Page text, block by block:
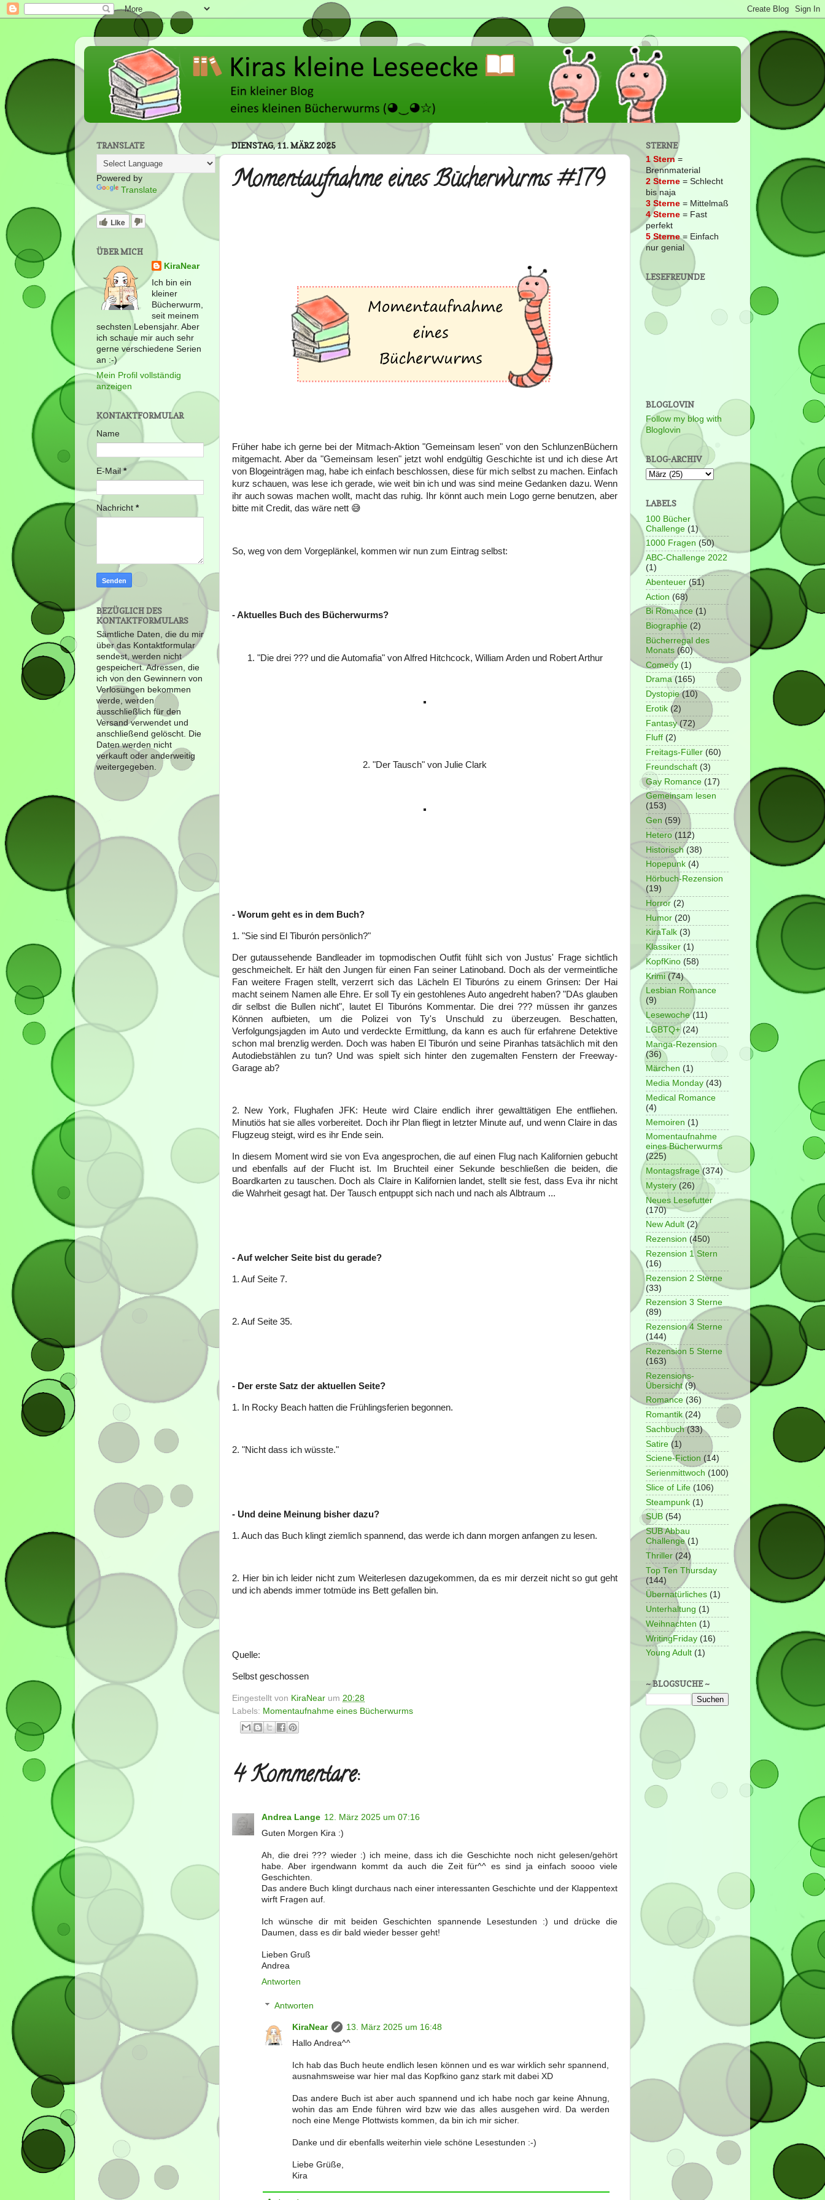
DIENSTAG, 11. MÄRZ 2025
Momentaufnahme eines Bücherwurms #179
Früher habe ich gerne bei der Mitmach-Aktion "Gemeinsam lesen" von den SchlunzenBüchern
mitgemacht. Aber da "Gemeinsam lesen" jetzt wohl endgültig Geschichte ist und ich diese Art
von Blogeinträgen mag, habe ich einfach beschlossen, diese für mich selbst zu machen. Einfach
kurz schauen, was lese ich gerade, wie weit bin ich und was sind meine Gedanken dazu. Wenn
ihr auch sowas machen wollt, macht das ruhig. Ihr könnt auch mein Logo gerne benutzen, aber
bitte mit Credit, das wäre nett 😅
So, weg von dem Vorgeplänkel, kommen wir nun zum Eintrag selbst:
- Aktuelles Buch des Bücherwurms?
1. "Die drei ??? und die Automafia" von Alfred Hitchcock, William Arden und Robert Arthur
2. "Der Tausch" von Julie Clark
- Worum geht es in dem Buch?
1. "Sie sind El Tiburón persönlich?"
Der gutaussehende Bandleader im topmodischen Outfit fühlt sich von Justus' Frage sichtlich
geschmeichelt. Er hält den Jungen für einen Fan seiner Latinoband. Doch als der vermeintliche
Fan weitere Fragen stellt, verzerrt sich das Lächeln El Tiburóns zu einem Grinsen: Der Hai
macht seinem Namen alle Ehre. Er soll Ty ein gestohlenes Auto angedreht haben? "DAs glauben
dir selbst die Bullen nicht", lautet El Tiburóns Kommentar. Die drei ??? müssen ihr ganzes
Können aufbieten, um die Polizei von Ty's Unschuld zu überzeugen. Beschatten,
Verfolgungsjagden im Auto und verdeckte Ermittlung, da kann es auch für erfahrene Detektive
schon mal brenzlig werden. Doch was haben El Tiburón und seine Piranhas tatsächlich mit den
Autodiebstählen zu tun? Und was spielt sich hinter den zugemalten Fenstern der Freeway-
Garage ab?
2. New York, Flughafen JFK: Heute wird Claire endlich ihrer gewalttätigen Ehe entfliehen.
Minutiös hat sie alles vorbereitet. Doch ihr Plan fliegt in letzter Minute auf, und wenn Claire in das
Flugzeug steigt, wird es ihr Ende sein.
In diesem Moment wird sie von Eva angesprochen, die auf einen Flug nach Kalifornien gebucht
und ebenfalls auf der Flucht ist. Im Bruchteil einer Sekunde beschließen die beiden, die
Boardkarten zu tauschen. Doch als Claire in Kalifornien landet, stellt sie fest, dass Eva ihr nicht
die Wahrheit gesagt hat. Der Tausch entpuppt sich nach und nach als Albtraum ...
- Auf welcher Seite bist du gerade?
1. Auf Seite 7.
2. Auf Seite 35.
- Der erste Satz der aktuellen Seite?
1. In Rocky Beach hatten die Frühlingsferien begonnen.
2. "Nicht dass ich wüsste."
- Und deine Meinung bisher dazu?
1. Auch das Buch klingt ziemlich spannend, das werde ich dann morgen anfangen zu lesen.
2. Hier bin ich leider nicht zum Weiterlesen dazugekommen, da es mir derzeit nicht so gut geht
und ich abends immer totmüde ins Bett gefallen bin.
Quelle:
Selbst geschossen
Eingestellt von KiraNear um 20:28
Labels: Momentaufnahme eines Bücherwurms
4 Kommentare:
Andrea Lange 12. März 2025 um 07:16
Guten Morgen Kira :)
Ah, die drei ??? wieder :) ich meine, dass ich die Geschichte noch nicht gelesen/gehört
habe. Aber irgendwann kommt da auch die Zeit für^^ es sind ja einfach soooo viele
Geschichten.
Das andere Buch klingt durchaus nach einer interessanten Geschichte und der Klappentext
wirft Fragen auf.
Ich wünsche dir mit beiden Geschichten spannende Lesestunden :) und drücke die
Daumen, dass es dir bald wieder besser geht!
Lieben Gruß
Andrea
Antworten
Antworten
KiraNear
13. März 2025 um 16:48
Hallo Andrea^^
Ich hab das Buch heute endlich lesen können und es war wirklich sehr spannend,
ausnahmsweise war hier mal das Kopfkino ganz stark mit dabei XD
Das andere Buch ist aber auch spannend und ich habe noch gar keine Ahnung,
wohin das am Ende führen wird bzw wie das alles ausgehen wird. Da werden
noch eine Menge Plottwists kommen, da bin ich mir sicher.
Danke und dir ebenfalls weiterhin viele schöne Lesestunden :-)
Liebe Grüße,
Kira
TRANSLATE
Powered by
Translate
Like
ÜBER MICH
KiraNear
Ich bin ein
kleiner
Bücherwurm,
seit meinem
sechsten Lebensjahr. Aber
ich schaue mir auch sehr
gerne verschiedene Serien
an :-)
Mein Profil vollständig
anzeigen
KONTAKTFORMULAR
Name
E-Mail *
Nachricht *
BEZÜGLICH DES
KONTAKTFORMULARS
Sämtliche Daten, die du mir
über das Kontaktformular
sendest, werden nicht
gespeichert. Adressen, die
ich von den Gewinnern von
Verlosungen bekommen
werde, werden
ausschließlich für den
Versand verwendet und
anschließend gelöscht. Die
Daten werden nicht
verkauft oder anderweitig
weitergegeben.
STERNE
1 Stern =
Brennmaterial
2 Sterne = Schlecht
bis naja
3 Sterne = Mittelmaß
4 Sterne = Fast
perfekt
5 Sterne= Einfach
nur genial
LESEFREUNDE
BLOGLOVIN
Follow my blog with
Bloglovin
BLOG-ARCHIV
LABELS
100 Bücher
Challenge (1)
1000 Fragen (50)
ABC-Challenge 2022
(1)
Abenteuer (51)
Action (68)
Bi Romance (1)
Biographie (2)
Bücherregal des
Monats (60)
Comedy (1)
Drama (165)
Dystopie (10)
Erotik (2)
Fantasy (72)
Fluff (2)
Freitags-Füller (60)
Freundschaft (3)
Gay Romance (17)
Gemeinsam lesen
(153)
Gen (59)
Hetero (112)
Historisch (38)
Hopepunk (4)
Hörbuch-Rezension
(19)
Horror (2)
Humor (20)
KiraTalk (3)
Klassiker (1)
KopfKino (58)
Krimi (74)
Lesbian Romance
(9)
Lesewoche (11)
LGBTQ+ (24)
Manga-Rezension
(36)
Märchen (1)
Media Monday (43)
Medical Romance
(4)
Memoiren (1)
Momentaufnahme
eines Bücherwurms
(225)
Montagsfrage (374)
Mystery (26)
Neues Lesefutter
(170)
New Adult (2)
Rezension (450)
Rezension 1 Stern
(16)
Rezension 2 Sterne
(33)
Rezension 3 Sterne
(89)
Rezension 4 Sterne
(144)
Rezension 5 Sterne
(163)
Rezensions-
Übersicht (9)
Romance (36)
Romantik (24)
Sachbuch (33)
Satire (1)
Sciene-Fiction (14)
Serienmittwoch (100)
Slice of Life (106)
Steampunk (1)
SUB (54)
SUB Abbau
Challenge (1)
Thriller (24)
Top Ten Thursday
(144)
Übernatürliches (1)
Unterhaltung (1)
Weihnachten (1)
WritingFriday (16)
Young Adult (1)
~ BLOGSUCHE ~